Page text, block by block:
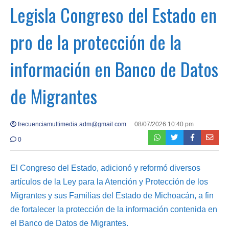
Legisla Congreso del Estado en
pro de la protección de la
información en Banco de Datos
de Migrantes
frecuenciamultimedia.adm@gmail.com 08/07/2026 10:40 pm
0
El Congreso del Estado, adicionó y reformó diversos
artículos de la Ley para la Atención y Protección de los
Migrantes y sus Familias del Estado de Michoacán, a fin
de fortalecer la protección de la información contenida en
el Banco de Datos de Migrantes.